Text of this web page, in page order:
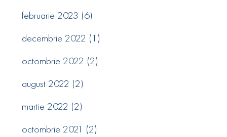
februarie 2023 (6)
decembrie 2022 (1)
octombrie 2022 (2)
august 2022 (2)
martie 2022 (2)
octombrie 2021 (2)